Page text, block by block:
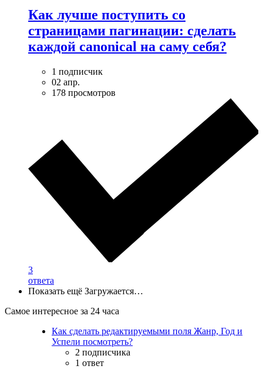
Как лучше поступить со
страницами пагинации: сделать
каждой canonical на саму себя?
1 подписчик
02 апр.
178 просмотров
3
ответа
Показать ещё Загружается…
Самое интересное за 24 часа
Как сделать редактируемыми поля Жанр, Год и
Успели посмотреть?
2 подписчика
1 ответ